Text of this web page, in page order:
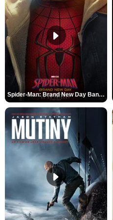
Spider-Man: Brand New Day Bande-annonce VO STFR